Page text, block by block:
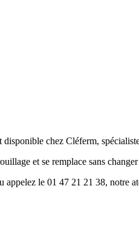
chez Cléferm, spécialiste
et se remplace sans
le 01 47 21 21 38, notre